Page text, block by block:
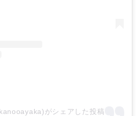
がシェアした投稿